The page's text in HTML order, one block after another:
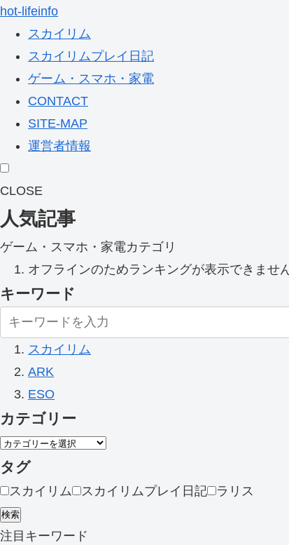
hot-lifeinfo
スカイリム
スカイリムプレイ日記
ゲーム・スマホ・家電
CONTACT
SITE-MAP
運営者情報
CLOSE
人気記事
ゲーム・スマホ・家電カテゴリ
オフラインのためランキングが表示できませ
キーワード
スカイリム
ARK
ESO
カテゴリー
タグ
スカイリム スカイリムプレイ日記 ラリス
検索
注目キーワード